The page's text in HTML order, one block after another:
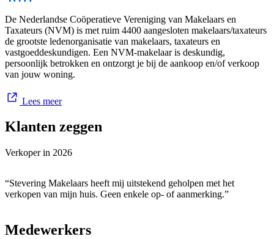
De aan- en verkoop van een woning is een complex proces dat tijd
en expertise vereist. Een ervaren adviseur met enthousiasme en
kennis is daarom onmisbaar! Steverink makelaars staat voor u klaar
om u hierin volledig te ontzorgen.
De Nederlandse Coöperatieve Vereniging van Makelaars en
Taxateurs (NVM) is met ruim 4400 aangesloten makelaars/taxateurs
de grootste ledenorganisatie van makelaars, taxateurs en
vastgoeddeskundigen. Een NVM-makelaar is deskundig,
persoonlijk betrokken en ontzorgt je bij de aankoop en/of verkoop
van jouw woning.
Lees meer
Klanten zeggen
Verkoper in 2026
“Stevering Makelaars heeft mij uitstekend geholpen met het
verkopen van mijn huis. Geen enkele op- of aanmerking.”
Medewerkers